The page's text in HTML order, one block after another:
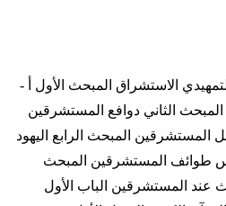
الاستشراق المبحث الأول أ -
الثاني دوافع المستشرقين
المستشرقين المبحث الرابع اليهود
طوائف المستشرقين المبحث
عند المستشرقين الباب الأول